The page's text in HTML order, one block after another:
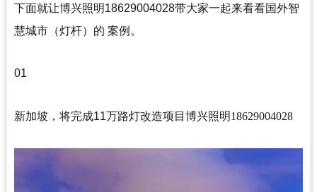
下面就让博兴照明18629004028带大家一起来看看国外智
慧城市（灯杆）的 案例。
01
新加坡，将完成11万路灯改造项目 博兴照明18629004028